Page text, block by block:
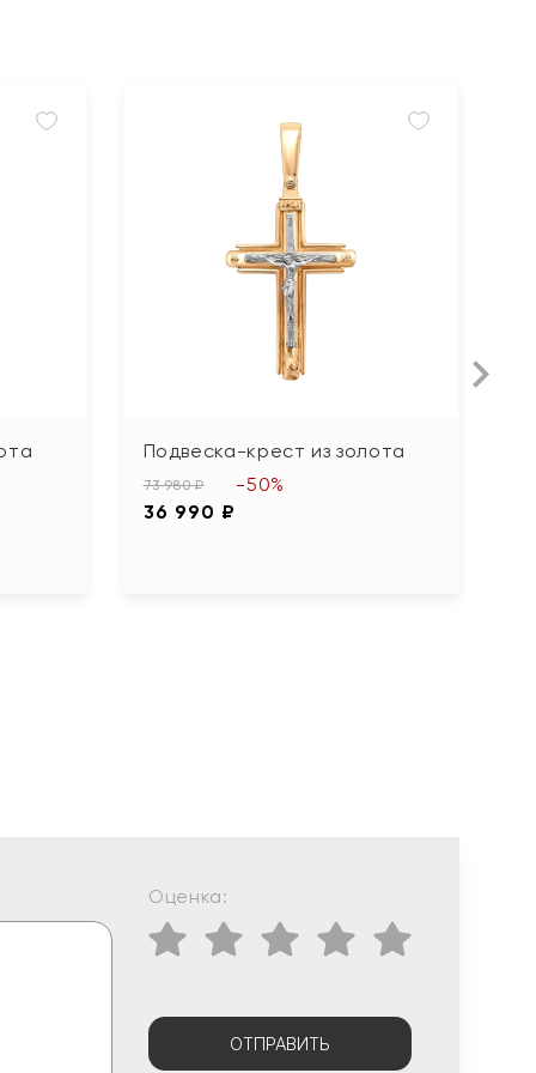
Подвеска-крест из золота
73 980 ₽
36 990 ₽
-50%
Оценка:
ОТПРАВИТЬ